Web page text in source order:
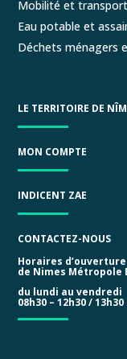
Mobilité et transport
Eau potable et
Déchets ménagers
LE TERRITOIRE DE
MON COMPTE
INDICENT ZAE
CONTACTEZ-NOUS
Horaires d’ouverture
de Nimes Métropole
du lundi au vendredi
08h30 – 12h30 / 13h30